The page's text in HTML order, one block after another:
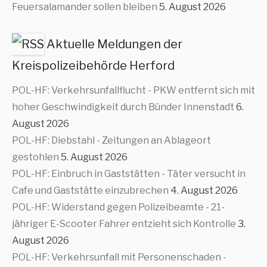
Feuersalamander sollen bleiben 5. August 2026
Aktuelle Meldungen der
Kreispolizeibehörde Herford
POL-HF: Verkehrsunfallflucht - PKW entfernt sich mit
hoher Geschwindigkeit durch Bünder Innenstadt 6.
August 2026
POL-HF: Diebstahl - Zeitungen an Ablageort
gestohlen 5. August 2026
POL-HF: Einbruch in Gaststätten - Täter versucht in
Cafe und Gaststätte einzubrechen 4. August 2026
POL-HF: Widerstand gegen Polizeibeamte - 21-
jähriger E-Scooter Fahrer entzieht sich Kontrolle 3.
August 2026
POL-HF: Verkehrsunfall mit Personenschaden -